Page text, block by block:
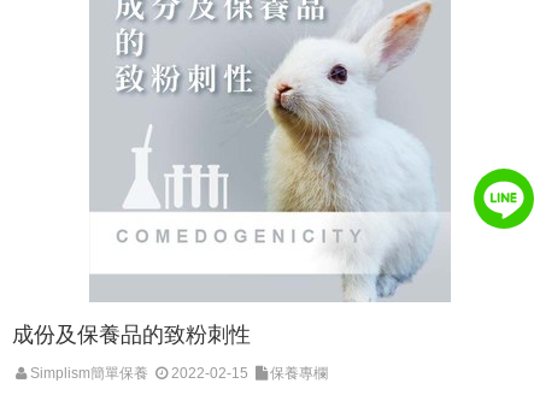
成份及保養品的致粉刺性
Simplism簡單保養 2022-02-15 保養專欄